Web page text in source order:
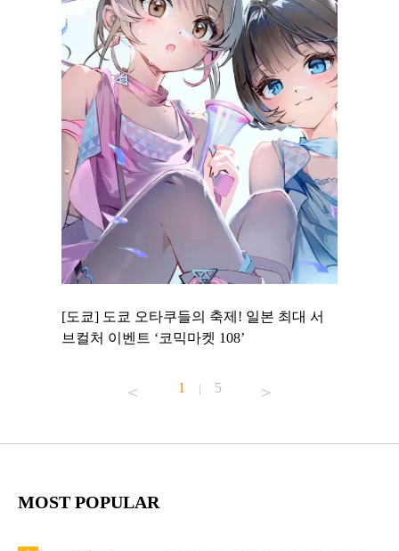
[도쿄] 도쿄 오타쿠들의 축제! 일본 최대 서
브컬처 이벤트 ‘코믹마켓 108’
1 | 5
MOST POPULAR